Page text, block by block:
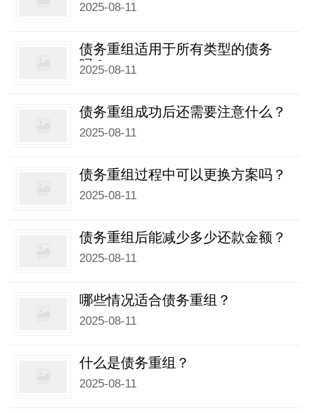
2025-08-11
债务重组适用于所有类型的债务
吗？​
2025-08-11
债务重组成功后还需要注意什么？​
2025-08-11
债务重组过程中可以更换方案吗？​
2025-08-11
债务重组后能减少多少还款金额？​
2025-08-11
哪些情况适合债务重组？​
2025-08-11
什么是债务重组？​
2025-08-11